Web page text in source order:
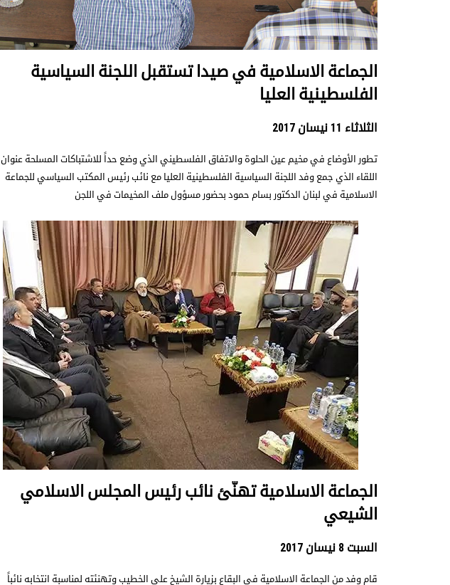
الجماعة الاسلامية في صيدا تستقبل اللجنة السياسية
الفلسطينية العليا
الثلاثاء 11 نيسان 2017
تطور الأوضاع في مخيم عين الحلوة والاتفاق الفلسطيني الذي وضع حداً للاشتباكات المسلحة عنوان
اللقاء الذي جمع وفد اللجنة السياسية الفلسطينية العليا مع نائب رئيس المكتب السياسي للجماعة
الاسلامية في لبنان الدكتور بسام حمود بحضور مسؤول ملف المخيمات في اللجن
الجماعة الاسلامية تهنّئ نائب رئيس المجلس الاسلامي
الشيعي
السبت 8 نيسان 2017
قام وفد من الجماعة الاسلامية في البقاع بزيارة الشيخ علي الخطيب وتهنئته لمناسبة انتخابه نائباً